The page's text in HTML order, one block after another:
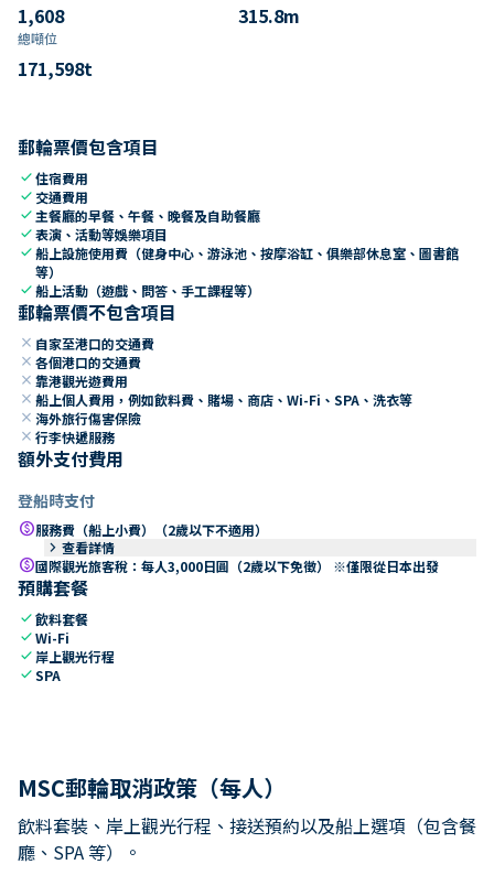
1,608 315.8m
總噸位
171,598t
郵輪票價包含項目
check住宿費用
check 交通費用
check 主餐廳的早餐、午餐、晚餐及自助餐廳
check表演、活動等娛樂項目
check船上設施使用費（健身中心、游泳池、按摩浴缸、俱樂部休息室、圖書館
等）
check船上活動（遊戲、問答、手工課程等）
郵輪票價不包含項目
close 自家至港口的交通費
close 各個港口的交通費
close 靠港觀光遊費用
close 船上個人費用，例如飲料費、賭場、商店、Wi-Fi、SPA、洗衣等
close 海外旅行傷害保險
close 行李快遞服務
額外支付費用
登船時支付
paid服務費（船上小費）（2歲以下不適用）
keyboard_arrow_right 查看詳情
paid國際觀光旅客稅：每人3,000日圓（2歲以下免徵） ※僅限從日本出發
預購套餐
check飲料套餐
checkWi-Fi
check 岸上觀光行程
checkSPA
MSC郵輪取消政策（每人）
飲料套裝、岸上觀光行程、接送預約以及船上選項（包含餐
廳、SPA 等）。